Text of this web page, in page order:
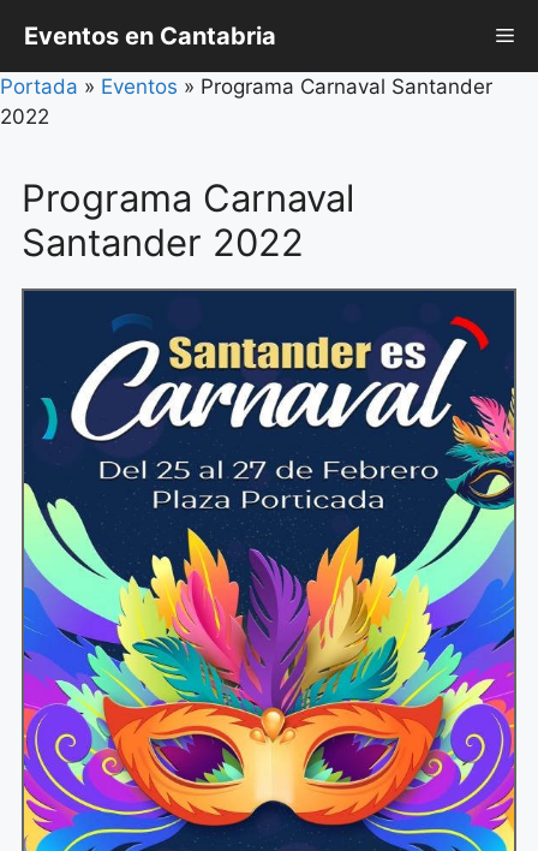
contenido
Eventos en Cantabria
Portada » Eventos » Programa Carnaval Santander
2022
Programa Carnaval
Santander 2022